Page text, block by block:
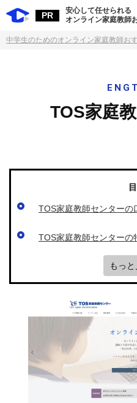
安⼼して任せられる
オンライン家庭教師
中学生のためのオンライン家庭教師お
TOS家庭
TOS家庭教師センターの
TOS家庭教師センターの
もっと